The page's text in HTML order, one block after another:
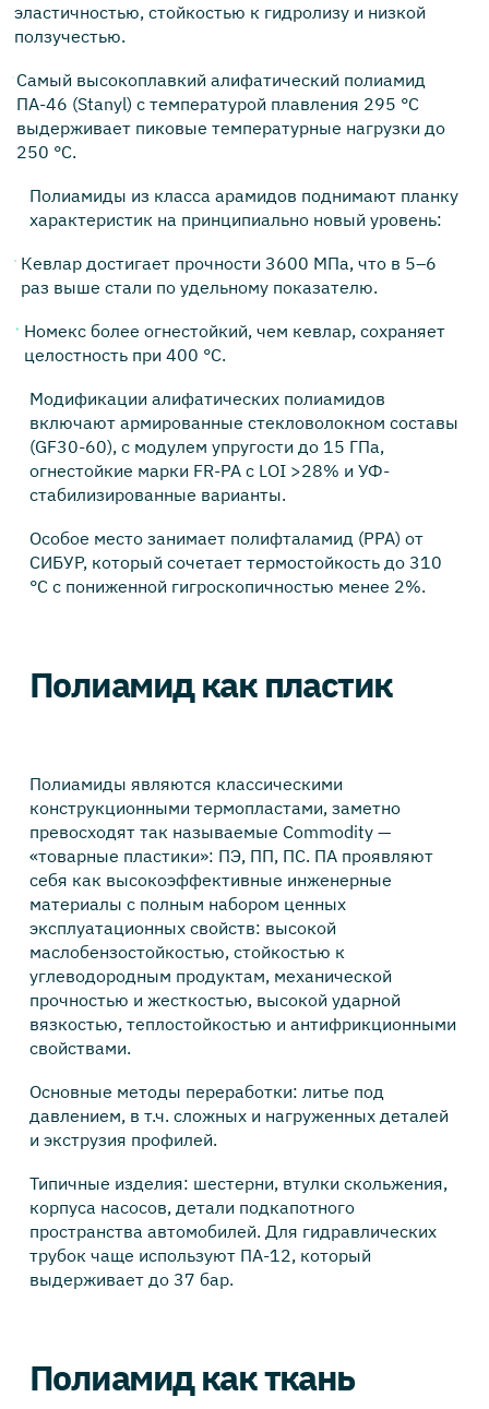
эластичностью, стойкостью к гидролизу и низкой
ползучестью.
Самый высокоплавкий алифатический полиамид
ПА-46 (Stanyl) с температурой плавления 295 °C
выдерживает пиковые температурные нагрузки до
250 °C.
Полиамиды из класса арамидов поднимают планку
характеристик на принципиально новый уровень:
Кевлар достигает прочности 3600 МПа, что в 5–6
раз выше стали по удельному показателю.
Номекс более огнестойкий, чем кевлар, сохраняет
целостность при 400 °C.
Модификации алифатических полиамидов
включают армированные стекловолокном составы
(GF30-60), с модулем упругости до 15 ГПа,
огнестойкие марки FR-PA с LOI >28% и УФ-
стабилизированные варианты.
Особое место занимает полифталамид (PPA) от
СИБУР, который сочетает термостойкость до 310
°C с пониженной гигроскопичностью менее 2%.
Полиамид как пластик
Полиамиды являются классическими
конструкционными термопластами, заметно
превосходят так называемые Commodity —
«товарные пластики»: ПЭ, ПП, ПС. ПА проявляют
себя как высокоэффективные инженерные
материалы с полным набором ценных
эксплуатационных свойств: высокой
маслобензостойкостью, стойкостью к
углеводородным продуктам, механической
прочностью и жесткостью, высокой ударной
вязкостью, теплостойкостью и антифрикционными
свойствами.
Основные методы переработки: литье под
давлением, в т.ч. сложных и нагруженных деталей
и экструзия профилей.
Типичные изделия: шестерни, втулки скольжения,
корпуса насосов, детали подкапотного
пространства автомобилей. Для гидравлических
трубок чаще используют ПА-12, который
выдерживает до 37 бар.
Полиамид как ткань